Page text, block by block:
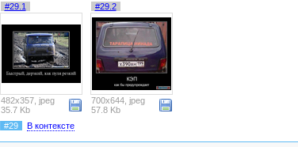
#29.1
482x357, jpeg
35.7 Kb
#29.2
700x644, jpeg
57.8 Kb
#29
В контексте